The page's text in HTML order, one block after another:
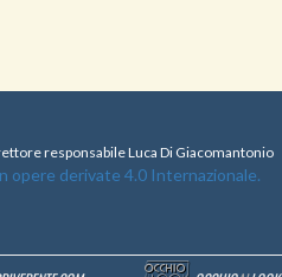
responsabile Luca Di Giacomantonio
opere derivate 4.0 Internazionale.